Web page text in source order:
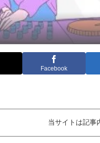
Facebook
当サイトは記事